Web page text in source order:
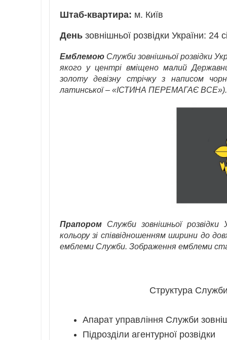
Штаб-квартира: м. Київ
День зовнішньої розвідки України: 24
Емблемою Служби зовнішньої розвідки
якого у центрі вміщено малий
золоту девізну стрічку з написом
латинської – «ІСТИНА ПЕРЕМАГАЄ
Прапором Служби зовнішньої
кольору зі співвідношенням ширини до
емблеми Служби. Зображення емблеми
Структура Служби
Апарат управління Служби
Підрозділи агентурної розвідки